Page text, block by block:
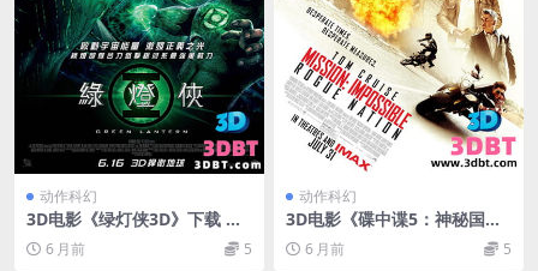
动作科幻
3D电影《绿灯侠3D》下载 左
右格式 3D版 高清网盘+迅雷
下载6 月前 5
动作科幻
3D电影《碟中谍5：神秘国
度》3D左右格式 高清 网盘 下
载 6 月前 5